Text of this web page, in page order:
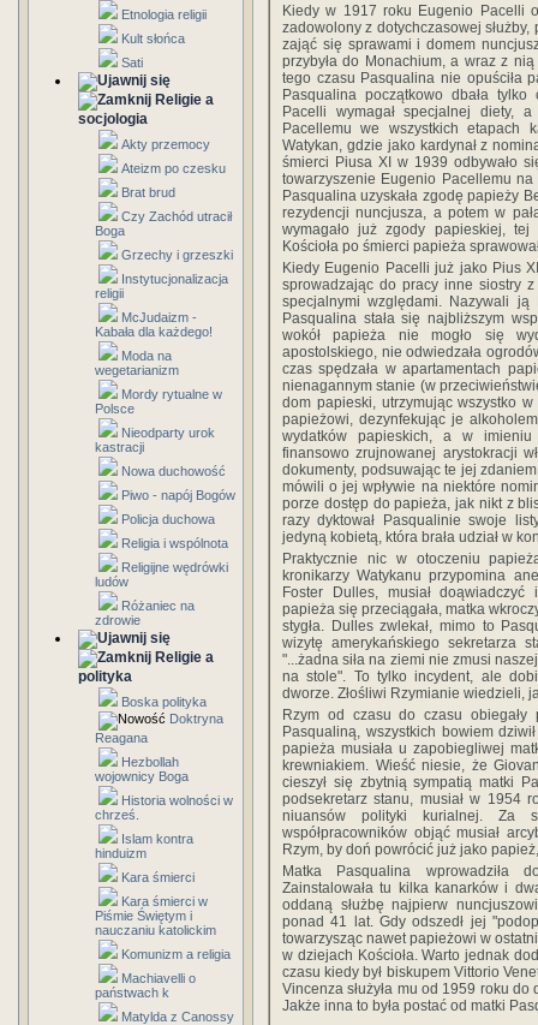
Etnologia religii
Kult słońca
Sati
Religie a
socjologia
Akty przemocy
Ateizm po czesku
Brat brud
Czy Zachód utracił
Boga
Grzechy i grzeszki
Instytucjonalizacja
religii
McJudaizm -
Kabała dla każdego!
Moda na
wegetarianizm
Mordy rytualne w
Polsce
Nieodparty urok
kastracji
Nowa duchowość
Piwo - napój Bogów
Policja duchowa
Religia i wspólnota
Religijne wędrówki
ludów
Różaniec na
zdrowie
Religie a
polityka
Boska polityka
Doktryna
Reagana
Hezbollah
wojownicy Boga
Historia wolności w
chrześ.
Islam kontra
hinduizm
Kara śmierci
Kara śmierci w
Piśmie Świętym i
nauczaniu katolickim
Komunizm a religia
Machiavelli o
państwach k
Matylda z Canossy
Kiedy w 1917 roku Eugenio Pacelli
zadowolony z dotychczasowej
zająć się sprawami i domem
przybyła do Monachium, a wraz z
tego czasu Pasqualina nie opuściła
Pasqualina początkowo dbała
Pacelli wymagał specjalnej diety, a
Pacellemu we wszystkich etapach
Watykan, gdzie jako kardynał z
śmierci Piusa XI w 1939 odbywało
towarzyszenie Eugenio Pacellemu
Pasqualina uzyskała zgodę papieży
rezydencji nuncjusza, a potem w
wymagało już zgody papieskiej,
Kościoła po śmierci papieża
Kiedy Eugenio Pacelli już jako Pius
sprowadzając do pracy inne siostry
specjalnymi względami. Nazywali
Pasqualina stała się najbliższym
wokół papieża nie mogło się
apostolskiego, nie odwiedzała
czas spędzała w apartamentach
nienagannym stanie (w
dom papieski, utrzymując wszystko
papieżowi, dezynfekując je
wydatków papieskich, a w imieniu
finansowo zrujnowanej arystokracji
dokumenty, podsuwając te jej
mówili o jej wpływie na niektóre
porze dostęp do papieża, jak nikt z
razy dyktował Pasqualinie swoje
jedyną kobietą, która brała udział w
Praktycznie nic w otoczeniu
kronikarzy Watykanu przypomina
Foster Dulles, musiał
papieża się przeciągała, matka
stygła. Dulles zwlekał, mimo to
wizytę amerykańskiego sekretarza
"...żadna siła na ziemi nie zmusi
na stole". To tylko incydent, ale
dworze. Złośliwi Rzymianie wiedzieli,
Rzym od czasu do czasu obiegały
Pasqualiną, wszystkich bowiem
papieża musiała u zapobiegliwej
krewniakiem. Wieść niesie, że
cieszył się zbytnią sympatią matki
podsekretarz stanu, musiał w 1954
niuansów polityki kurialnej. Za
współpracowników objąć musiał
Rzym, by doń powrócić już jako
Matka Pasqualina wprowadziła
Zainstalowała tu kilka kanarków i
oddaną służbę najpierw
ponad 41 lat. Gdy odszedł jej
towarzysząc nawet papieżowi w
w dziejach Kościoła. Warto jednak
czasu kiedy był biskupem Vittorio
Vincenza służyła mu od 1959 roku
Jakże inna to była postać od matki